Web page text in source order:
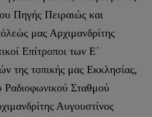
Πηγής Πειραιώς και
μας Αρχιμανδρίτης
Επίτροποι των Ε΄
της τοπικής μας Εκκλησίας,
Ραδιοφωνικού Σταθμού
Αυγουστίνος